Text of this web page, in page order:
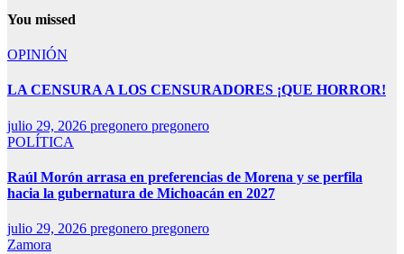
You missed
OPINIÓN
LA CENSURA A LOS CENSURADORES ¡QUE HORROR!
julio 29, 2026 pregonero pregonero
POLÍTICA
Raúl Morón arrasa en preferencias de Morena y se perfila
hacia la gubernatura de Michoacán en 2027
julio 29, 2026 pregonero pregonero
Zamora